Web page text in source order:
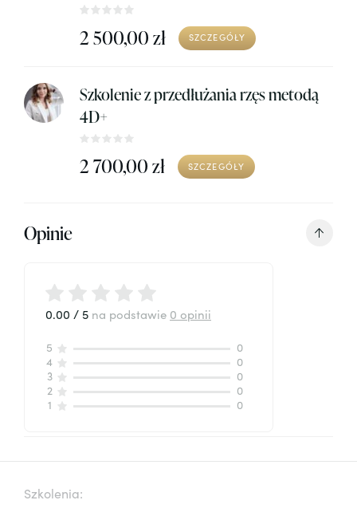
2 500,00 zł SZCZEGÓŁY
Szkolenie z przedłużania rzęs metodą
4D+
2 700,00 zł SZCZEGÓŁY
Opinie
0.00 / 5 na podstawie 0 opinii
5
0
4
0
3
0
2
0
1
0
Szkolenia: